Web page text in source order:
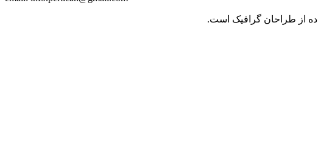
از طراحان گرافیک است.